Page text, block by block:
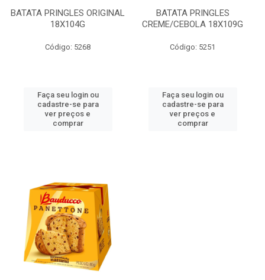
BATATA PRINGLES ORIGINAL
18X104G
Código: 5268
Faça seu login ou
cadastre-se para
ver preços e
comprar
BATATA PRINGLES
CREME/CEBOLA 18X109G
Código: 5251
Faça seu login ou
cadastre-se para
ver preços e
comprar